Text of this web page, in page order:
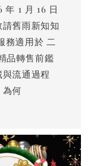
1 月 16 日
舊雨新知知
務適用於 二
品轉售前鑑
流通過程
為何